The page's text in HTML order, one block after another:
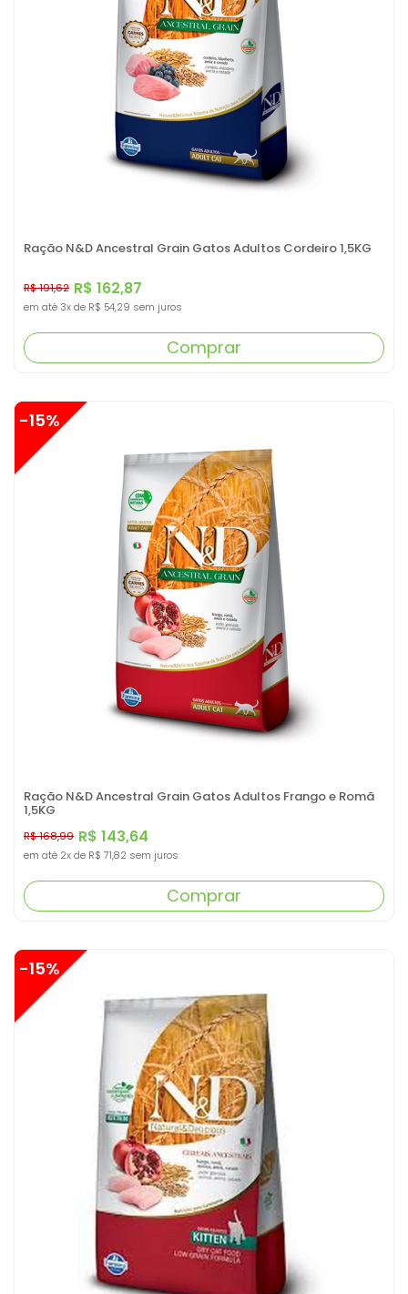
Ração N&D Ancestral Grain Gatos Adultos Cordeiro 1,5KG
R$ 162,87
R$ 191,62
em até 3x de R$ 54,29 sem juros
Comprar
Ração N&D Ancestral Grain Gatos Adultos Frango e Romã
1,5KG
R$ 143,64
R$ 168,99
-15%
em até 2x de R$ 71,82 sem juros
Comprar
-15%